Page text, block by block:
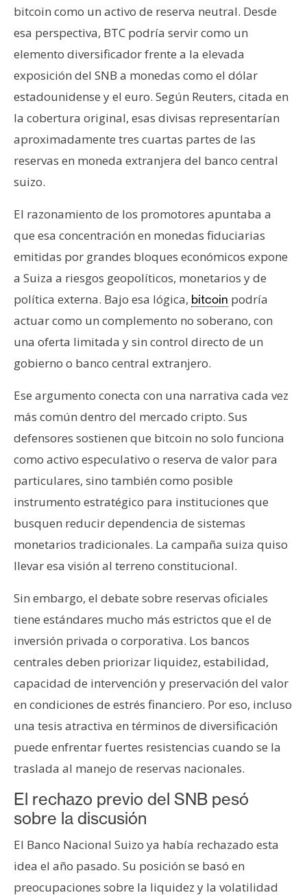
bitcoin como un activo de reserva neutral. Desde
esa perspectiva, BTC podría servir como un
elemento diversificador frente a la elevada
exposición del SNB a monedas como el dólar
estadounidense y el euro. Según Reuters, citada en
la cobertura original, esas divisas representarían
aproximadamente tres cuartas partes de las
reservas en moneda extranjera del banco central
suizo.
El razonamiento de los promotores apuntaba a
que esa concentración en monedas fiduciarias
emitidas por grandes bloques económicos expone
a Suiza a riesgos geopolíticos, monetarios y de
política externa. Bajo esa lógica, bitcoin podría
actuar como un complemento no soberano, con
una oferta limitada y sin control directo de un
gobierno o banco central extranjero.
Ese argumento conecta con una narrativa cada vez
más común dentro del mercado cripto. Sus
defensores sostienen que bitcoin no solo funciona
como activo especulativo o reserva de valor para
particulares, sino también como posible
instrumento estratégico para instituciones que
busquen reducir dependencia de sistemas
monetarios tradicionales. La campaña suiza quiso
llevar esa visión al terreno constitucional.
Sin embargo, el debate sobre reservas oficiales
tiene estándares mucho más estrictos que el de
inversión privada o corporativa. Los bancos
centrales deben priorizar liquidez, estabilidad,
capacidad de intervención y preservación del valor
en condiciones de estrés financiero. Por eso, incluso
una tesis atractiva en términos de diversificación
puede enfrentar fuertes resistencias cuando se la
traslada al manejo de reservas nacionales.
El rechazo previo del SNB pesó
sobre la discusión
El Banco Nacional Suizo ya había rechazado esta
idea el año pasado. Su posición se basó en
preocupaciones sobre la liquidez y la volatilidad